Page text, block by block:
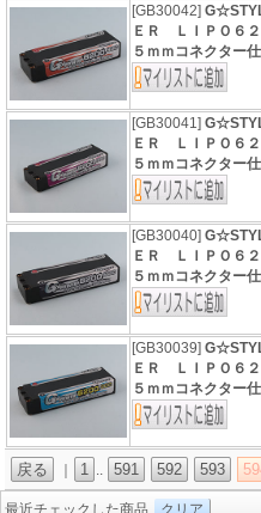
[GB30042]
ＥＲ ＬＩＰＯ６
５ｍｍコネクター
[GB30041]
ＥＲ ＬＩＰＯ６
５ｍｍコネクター
[GB30040]
ＥＲ ＬＩＰＯ６
５ｍｍコネクター
[GB30039]
ＥＲ ＬＩＰＯ６
５ｍｍコネクター
戻る 1 .. 591 592 593
最近チェックした商品 クリア